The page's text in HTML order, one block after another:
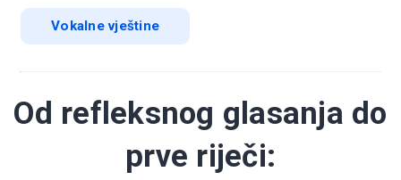
Vokalne vještine
Od refleksnog glasanja do
prve riječi: